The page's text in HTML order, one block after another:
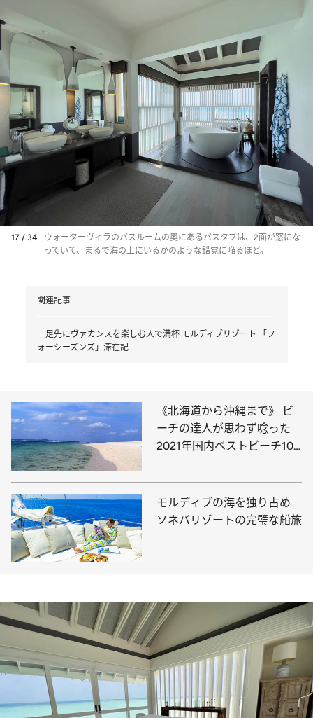
17 / 34
ウォーターヴィラのバスルームの奧にあるバスタブは、2面が窓にな
っていて、まるで海の上にいるかのような錯覚に陥るほど。
関連記事
一足先にヴァカンスを楽しむ人で満杯 モルディブリゾート 「フ
ォーシーズンズ」滞在記
《北海道から沖縄まで》 ビ
ーチの達人が思わず唸った
2021年国内ベストビーチ10
モルディブの海を独り占め
ソネバリゾートの完璧な船旅